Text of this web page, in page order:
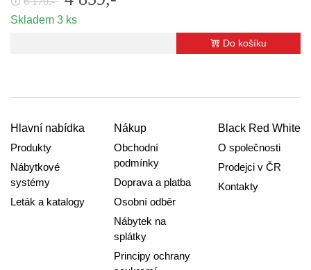
Skladem 3 ks
Do košíku
Hlavní nabídka
Produkty
Nábytkové
systémy
Leták a katalogy
Nákup
Obchodní
podmínky
Doprava a platba
Osobní odběr
Nábytek na
splátky
Principy ochrany
Black Red White
O společnosti
Prodejci v ČR
Kontakty